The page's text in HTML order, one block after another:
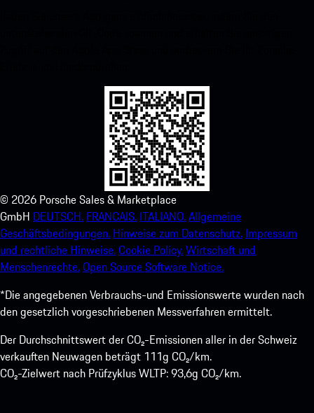
© 2026 Porsche Sales & Marketplace
GmbH DEUTSCH. FRANCAIS. ITALIANO.Allgemeine
Geschäftsbedingungen. Hinweise zum Datenschutz. Impressum
und rechtliche Hinweise.Cookie Policy.Wirtschaft und
Menschenrechte.Open Source Software Notice.
*Die angegebenen Verbrauchs-und Emissionswerte wurden nach
den gesetzlich vorgeschriebenen Messverfahren ermittelt.
Der Durchschnittswert der CO₂-Emissionen aller in der Schweiz
verkauften Neuwagen beträgt 111g CO₂/km.
CO₂-Zielwert nach Prüfzyklus WLTP: 93,6g CO₂/km.